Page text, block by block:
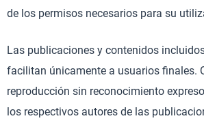
de los permisos necesarios para su
Las publicaciones y contenidos
facilitan únicamente a usuarios finales.
reproducción sin reconocimiento
los respectivos autores de las